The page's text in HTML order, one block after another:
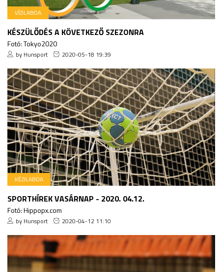
VÍZILABDA
KÉSZÜLŐDÉS A KÖVETKEZŐ SZEZONRA
Fotó: Tokyo2020
by Hunsport 2020-05-18 19:39
KÉZILABDA
SPORTHÍREK VASÁRNAP - 2020. 04.12.
Fotó: Hippopx.com
by Hunsport 2020-04-12 11:10